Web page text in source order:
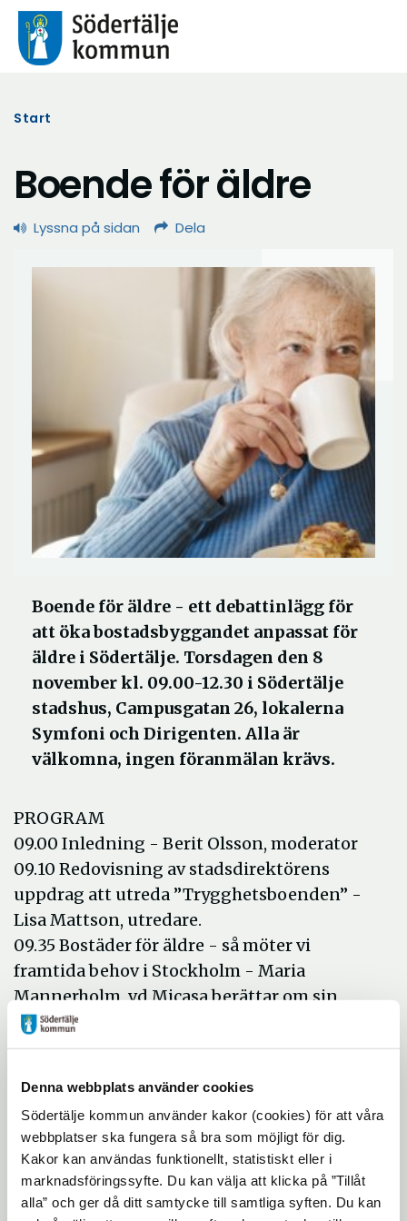
Denna webbplats använder cookies
Södertälje kommun använder kakor (cookies) för att våra
webbplatser ska fungera så bra som möjligt för dig.
Kakor kan användas funktionellt, statistiskt eller i
marknadsföringssyfte. Du kan välja att klicka på ”Tillåt
alla” och ger då ditt samtycke till samtliga syften. Du kan
Start
Boende för äldre
Lyssna på sidan Dela
Boende för äldre - ett debattinlägg för
att öka bostadsbyggandet anpassat för
äldre i Södertälje. Torsdagen den 8
november kl. 09.00-12.30 i Södertälje
stadshus, Campusgatan 26, lokalerna
Symfoni och Dirigenten. Alla är
välkomna, ingen föranmälan krävs.
PROGRAM
09.00 Inledning - Berit Olsson, moderator
09.10 Redovisning av stadsdirektörens
uppdrag att utreda ”Trygghetsboenden” -
Lisa Mattson, utredare.
09.35 Bostäder för äldre - så möter vi
framtida behov i Stockholm - Maria
Mannerholm, vd Micasa berättar om sin
utredning och nya äldreboendeplanen för
Stockholm.
framtida Södertälje - Mats Sjöberg, Telge
bostäder och Håkan Buller,
samhällsbyggnadsnämnden.
10.30 Paus
11.00 Bostadspolitik eller bara